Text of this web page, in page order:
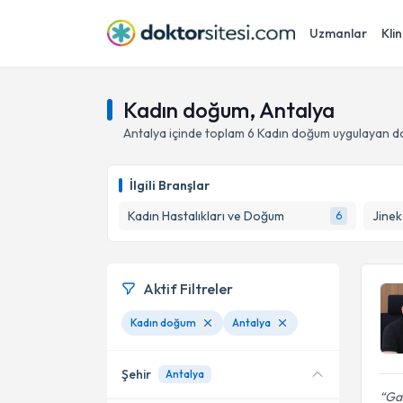
Uzmanlar
Kadın doğum, Antalya
Antalya içinde toplam 6 Kadın doğum uygulayan
İlgili Branşlar
Kadın Hastalıkları ve Doğum
6
Aktif Filtreler
Kadın doğum Antalya
Şehir Antalya